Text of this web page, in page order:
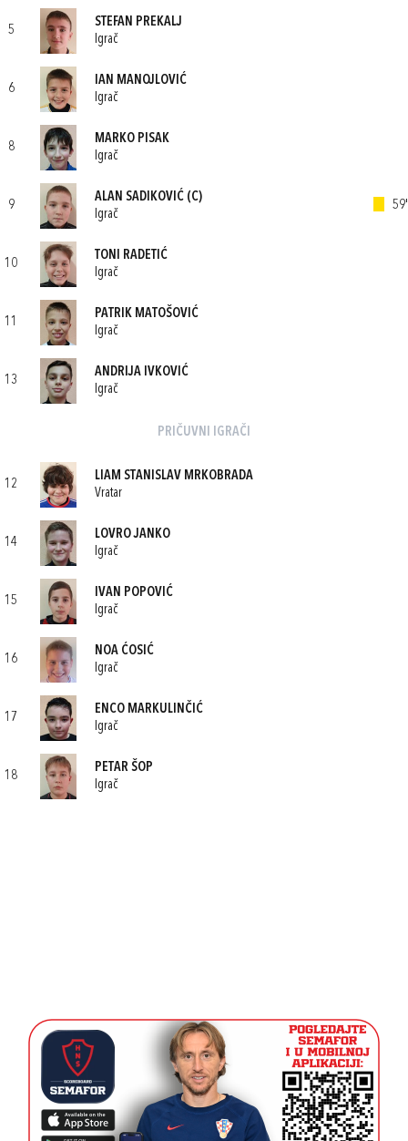
5
STEFAN PREKALJ
Igrač
6
IAN MANOJLOVIĆ
Igrač
8
MARKO PISAK
Igrač
9
ALAN SADIKOVIĆ (C)
Igrač
59'
10
TONI RADETIĆ
Igrač
11
PATRIK MATOŠOVIĆ
Igrač
13
ANDRIJA IVKOVIĆ
Igrač
PRIČUVNI IGRAČI
12
LIAM STANISLAV MRKOBRADA
Vratar
14
LOVRO JANKO
Igrač
15
IVAN POPOVIĆ
Igrač
16
NOA ĆOSIĆ
Igrač
17
ENCO MARKULINČIĆ
Igrač
18
PETAR ŠOP
Igrač